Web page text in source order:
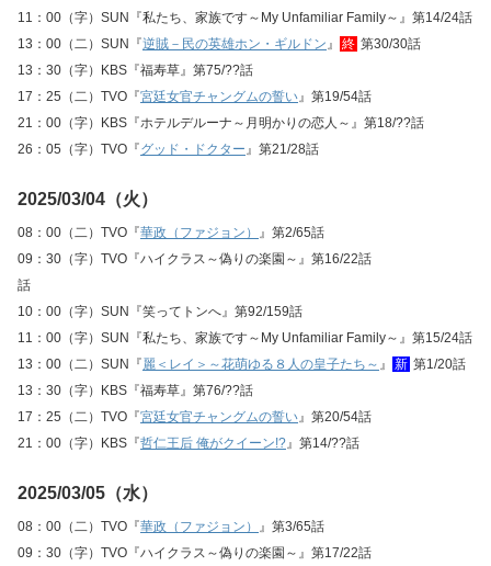
11：00（字）SUN『私たち、家族です～My Unfamiliar Family～』第14/24話
13：00（二）SUN『逆賊－民の英雄ホン・ギルドン』 終 第30/30話
13：30（字）KBS『福寿草』第75/??話
17：25（二）TVO『宮廷女官チャングムの誓い』第19/54話
21：00（字）KBS『ホテルデルーナ～月明かりの恋人～』第18/??話
26：05（字）TVO『グッド・ドクター』第21/28話
2025/03/04（火）
08：00（二）TVO『華政（ファジョン） 』第2/65話
09：30（字）TVO『ハイクラス～偽りの楽園～』第16/22話
話
10：00（字）SUN『笑ってトンへ』第92/159話
11：00（字）SUN『私たち、家族です～My Unfamiliar Family～』第15/24話
13：00（二）SUN『麗＜レイ＞～花萌ゆる８人の皇子たち～ 』 新 第1/20話
13：30（字）KBS『福寿草』第76/??話
17：25（二）TVO『宮廷女官チャングムの誓い』第20/54話
21：00（字）KBS『哲仁王后 俺がクイーン!?』第14/??話
2025/03/05（水）
08：00（二）TVO『華政（ファジョン） 』第3/65話
09：30（字）TVO『ハイクラス～偽りの楽園～』第17/22話